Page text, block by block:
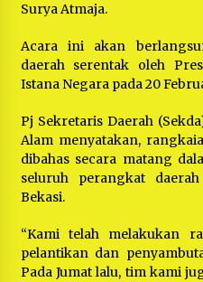
Surya Atmaja.
Acara ini akan
daerah serentak oleh
Istana Negara pada 20
Pj Sekretaris Daerah
Alam menyatakan,
dibahas secara matang
seluruh perangkat
Bekasi.
“Kami telah melakukan
pelantikan dan
Pada Jumat lalu, tim kami